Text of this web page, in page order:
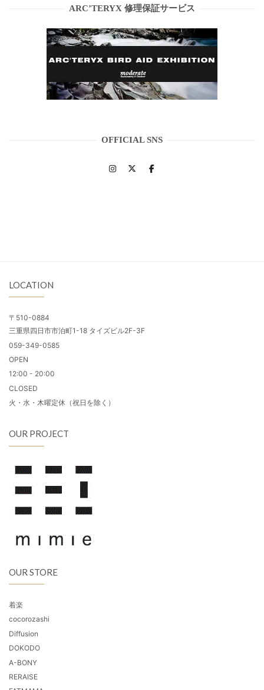
ARC’TERYX 修理保証サービス
OFFICIAL SNS
LOCATION
〒510-0884
三重県四日市市泊町1-18 タイズビル2F-3F
059-349-0585
OPEN
12:00 - 20:00
CLOSED
火・水・木曜定休（祝日を除く）
OUR PROJECT
OUR STORE
着楽
cocorozashi
Diffusion
DOKODO
A-BONY
RERAISE